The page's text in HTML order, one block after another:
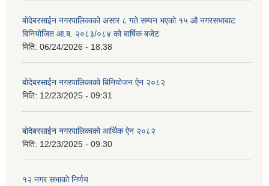
बोदेबरसाईन नगरपालिकाको असार ८ गते सम्पन भएको १५ ‍‍‍औ नगरसभाबाट
बिनियोजित आ.ब. २०८३/०८४ को बार्षिक बजेट
मिति: 06/24/2026 - 18:38
बोदेबरसाईन नगरपालिकाको बिनियोजन ऐन २०८२
मिति: 12/23/2025 - 09:31
बोदेबरसाईन नगरपालिकाको आर्थिक ऐन २०८२
मिति: 12/23/2025 - 09:30
१२ नगर सभाको निर्णय